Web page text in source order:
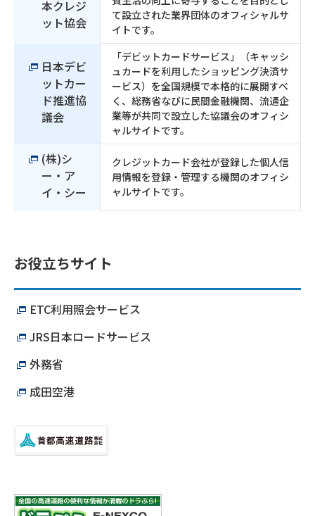
本クレジ
ット協会
て設立された業界団体のオフィシャルサ
イトです。
日本デビ
ットカー
ド推進協
議会
「デビットカードサービス」（キャッシ
ュカードを利用したショッピング決済サ
ービス）を全国規模で本格的に展開すべ
く、総務省なびに民間金融機関、流通企
業等が共同で設立した協議会のオフィシ
ャルサイトです。
(株)シ
ー・ア
イ・シー
クレジットカード会社が登録した個人信
用情報を登録・管理する機関のオフィシ
ャルサイトです。
お役立ちサイト
ETC利用照会サービス
JRS日本ロードサービス
外務省
成田空港